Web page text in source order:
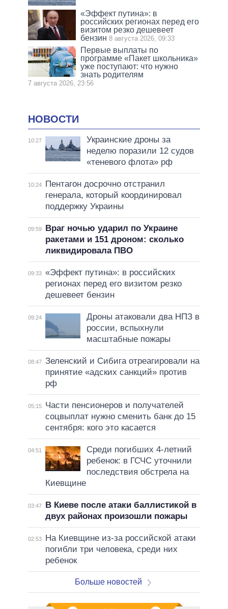
«Эффект путина»: в
российских регионах перед его
визитом резко дешевеет
бензин 8 августа 2026, 09:33
Первые выплаты по
программе «Пакет школьника»
уже поступают: что нужно
знать родителям
7 августа 2026, 23:56
НОВОСТИ
10:27
Украинские дроны за
неделю поразили 12 судов
«теневого флота» рф
10:24
Пентагон досрочно отстранил
генерала, который координировал
поддержку Украины
09:59
Враг ночью ударил по Украине
ракетами и 151 дроном: сколько
ликвидировала ПВО
09:33 «Эффект путина»: в российских
регионах перед его визитом резко
дешевеет бензин
09:24
Дроны атаковали два НПЗ в
россии, вспыхнули
масштабные пожары
08:47 Зеленский и Сибига отреагировали на
принятие «адских санкций» против
рф
05:15
Части пенсионеров и получателей
соцвыплат нужно сменить банк до 15
сентября: кого это касается
04:51
Среди погибших 4-летний
ребенок: в ГСЧС уточнили
последствия обстрела на
Киевщине
03:47
В Киеве после атаки баллистикой в
двух районах произошли пожары
02:53
На Киевщине из-за российской атаки
погибли три человека, среди них
ребенок
Больше новостей